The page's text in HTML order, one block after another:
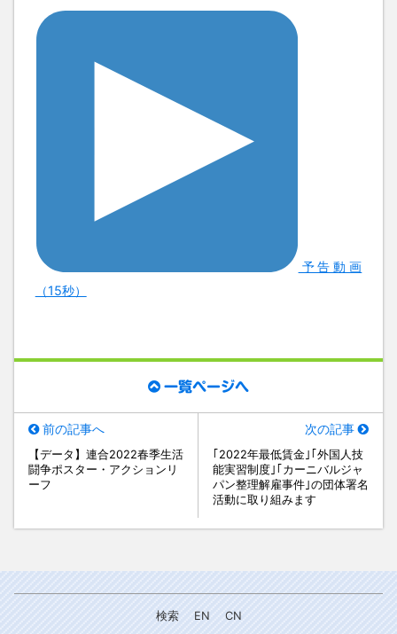
予告動画
（15秒）
一覧ページへ
前の記事へ
【データ】連合2022春季生活
闘争ポスター・アクションリ
ーフ
次の記事
｢2022年最低賃金｣｢外国人技
能実習制度｣｢カーニバルジャ
パン整理解雇事件｣の団体署名
活動に取り組みます
検索 EN CN